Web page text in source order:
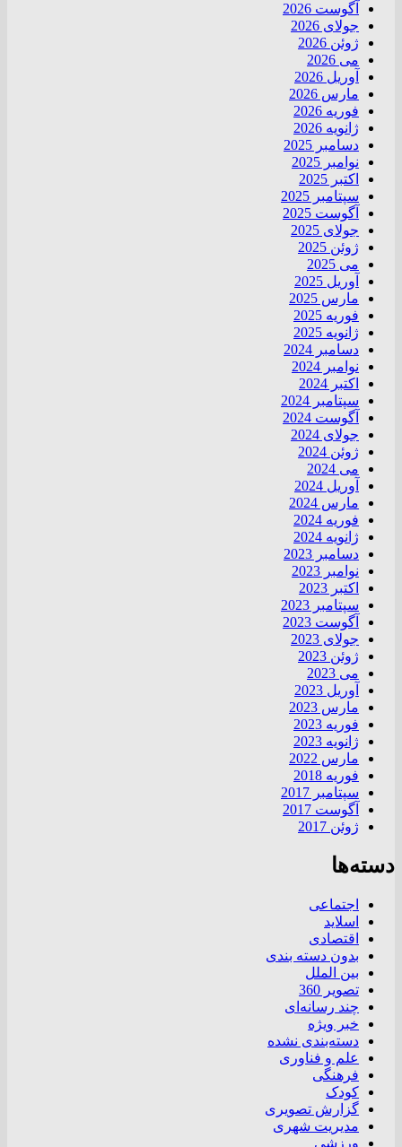
آگوست 2026
جولای 2026
ژوئن 2026
می 2026
آوریل 2026
مارس 2026
فوریه 2026
ژانویه 2026
دسامبر 2025
نوامبر 2025
اکتبر 2025
سپتامبر 2025
آگوست 2025
جولای 2025
ژوئن 2025
می 2025
آوریل 2025
مارس 2025
فوریه 2025
ژانویه 2025
دسامبر 2024
نوامبر 2024
اکتبر 2024
سپتامبر 2024
آگوست 2024
جولای 2024
ژوئن 2024
می 2024
آوریل 2024
مارس 2024
فوریه 2024
ژانویه 2024
دسامبر 2023
نوامبر 2023
اکتبر 2023
سپتامبر 2023
آگوست 2023
جولای 2023
ژوئن 2023
می 2023
آوریل 2023
مارس 2023
فوریه 2023
ژانویه 2023
مارس 2022
فوریه 2018
سپتامبر 2017
آگوست 2017
ژوئن 2017
دسته‌ها
اجتماعی
اسلاید
اقتصادی
بدون دسته بندی
بین الملل
تصویر 360
چند رسانه‌ای
خبر ویژه
دسته‌بندی نشده
علم و فناوری
فرهنگی
کودک
گزارش تصویری
مدیریت شهری
ورزشی